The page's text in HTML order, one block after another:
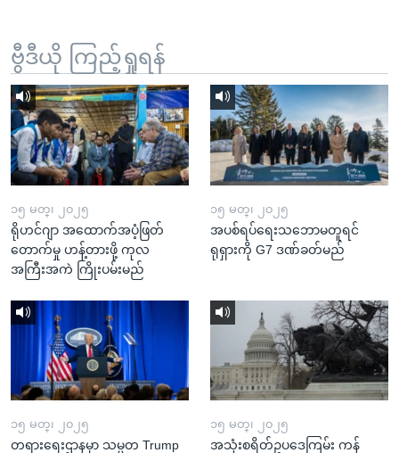
နေရာ
သို့
ကျော်
ရန်
ဗွီဒီယို ကြည့်ရှုရန်
၁၅ မတ္၊ ၂၀၂၅
ရိုဟင်ဂျာ အထောက်အပံ့ဖြတ်
တောက်မှု ဟန့်တားဖို့ ကုလ
အကြီးအကဲ ကြိုးပမ်းမည်
၁၅ မတ္၊ ၂၀၂၅
အပစ်ရပ်ရေးသဘောမတူရင်
ရုရှားကို G7 ဒဏ်ခတ်မည်
၁၅ မတ္၊ ၂၀၂၅
တရားရေးဌာနမှာ သမ္မတ Trump
၁၅ မတ္၊ ၂၀၂၅
အသုံးစရိတ်ဥပဒေကြမ်း ကန်